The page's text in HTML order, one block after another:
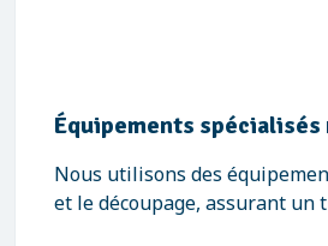
Équipements spécialisés
Nous utilisons des
et le découpage, assurant un